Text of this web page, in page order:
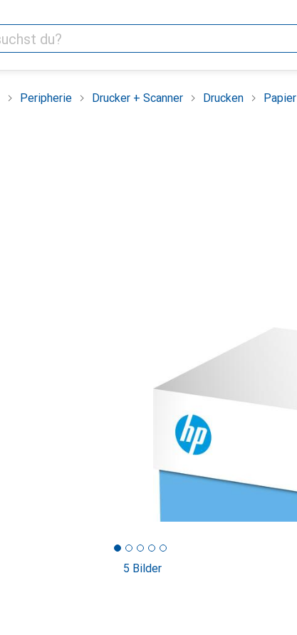
Peripherie Drucker + Scanner Drucken Papier
5 Bilder